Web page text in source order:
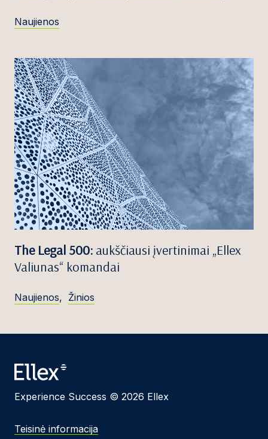
Naujienos
The Legal 500: aukščiausi įvertinimai „Ellex
Valiunas“ komandai
Naujienos, Žinios
Experience Success © 2026 Ellex
Teisinė informacija